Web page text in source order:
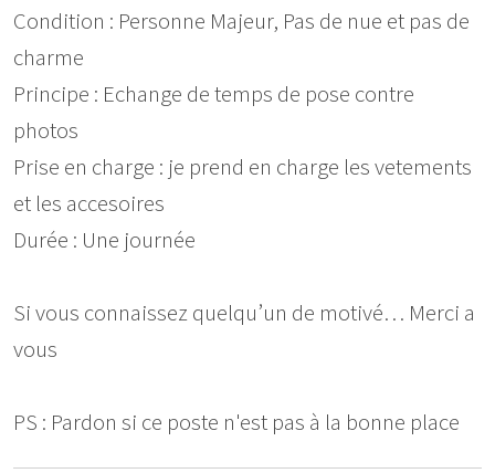
Condition : Personne Majeur, Pas de nue et pas de
charme
Principe : Echange de temps de pose contre
photos
Prise en charge : je prend en charge les vetements
et les accesoires
Durée : Une journée
Si vous connaissez quelqu’un de motivé… Merci a
vous
PS : Pardon si ce poste n'est pas à la bonne place